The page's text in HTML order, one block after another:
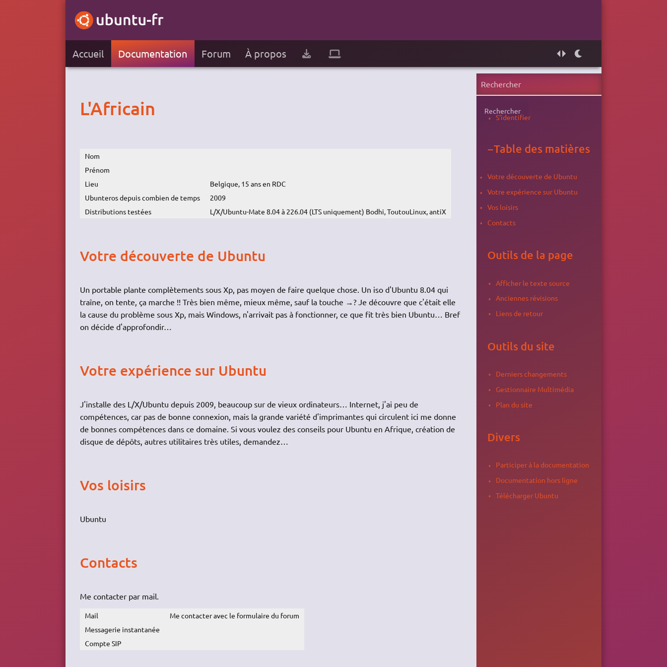
Accueil Documentation Forum À propos
L'Africain
Nom
Prénom
Lieu
Belgique, 15 ans en RDC
Ubunteros depuis combien de temps
2009
Distributions testées
L/X/Ubuntu-Mate 8.04 à 226.04 (LTS uniquement) Bodhi, ToutouLinux, antiX
Votre découverte de Ubuntu
Un portable plante complètements sous Xp, pas moyen de faire quelque chose. Un iso d'Ubuntu 8.04 qui
traîne, on tente, ça marche !! Très bien même, mieux même, sauf la touche →? Je découvre que c'était elle
la cause du problème sous Xp, mais Windows, n'arrivait pas à fonctionner, ce que fit très bien Ubuntu… Bref
on décide d'approfondir…
Votre expérience sur Ubuntu
J'installe des L/X/Ubuntu depuis 2009, beaucoup sur de vieux ordinateurs… Internet, j'ai peu de
compétences, car pas de bonne connexion, mais la grande variété d'imprimantes qui circulent ici me donne
de bonnes compétences dans ce domaine. Si vous voulez des conseils pour Ubuntu en Afrique, création de
disque de dépôts, autres utilitaires très utiles, demandez…
Vos loisirs
Ubuntu
Contacts
Me contacter par mail.
Mail
Me contacter avec le formulaire du forum
Messagerie instantanée
Compte SIP
Rechercher
S'identifier
−Table des matières
Votre découverte de Ubuntu
Votre expérience sur Ubuntu
Vos loisirs
Contacts
Outils de la page
Afficher le texte source
Anciennes révisions
Liens de retour
Outils du site
Derniers changements
Gestionnaire Multimédia
Plan du site
Divers
Participer à la documentation
Documentation hors ligne
Télécharger Ubuntu